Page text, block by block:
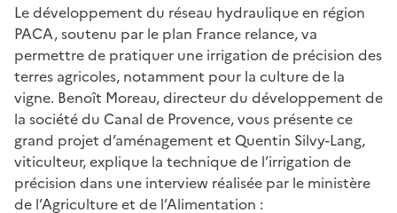
Le développement du réseau hydraulique en région
PACA, soutenu par le plan France relance, va
permettre de pratiquer une irrigation de précision des
terres agricoles, notamment pour la culture de la
vigne. Benoît Moreau, directeur du développement de
la société du Canal de Provence, vous présente ce
grand projet d’aménagement et Quentin Silvy-Lang,
viticulteur, explique la technique de l’irrigation de
précision dans une interview réalisée par le ministère
de l’Agriculture et de l’Alimentation :